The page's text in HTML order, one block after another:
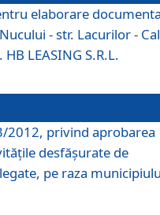
elaborare
- str. Lacurilor -
LEASING S.R.L.
2012, privind aprobarea
desfăşurate de
pe raza